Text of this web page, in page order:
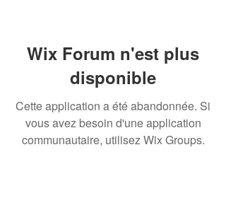
Wix Forum n'est plus
disponible
Cette application a été abandonnée. Si
vous avez besoin d'une application
communautaire, utilisez Wix Groups.